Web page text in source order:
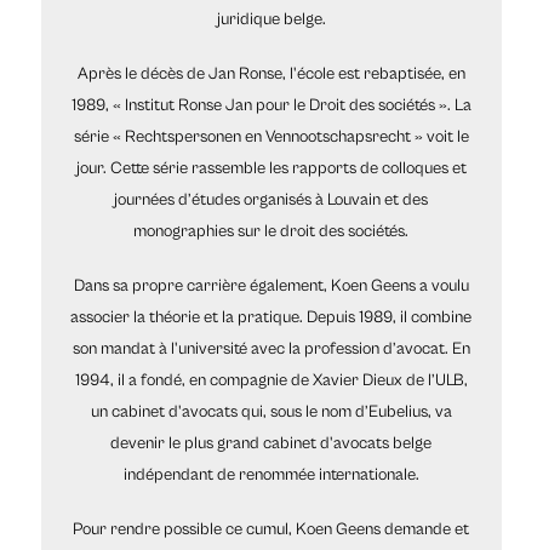
juridique belge.
Après le décès de Jan Ronse, l'école est rebaptisée, en
1989, « Institut Ronse Jan pour le Droit des sociétés ». La
série « Rechtspersonen en Vennootschapsrecht » voit le
jour. Cette série rassemble les rapports de colloques et
journées d’études organisés à Louvain et des
monographies sur le droit des sociétés.
Dans sa propre carrière également, Koen Geens a voulu
associer la théorie et la pratique. Depuis 1989, il combine
son mandat à l'université avec la profession d’avocat. En
1994, il a fondé, en compagnie de Xavier Dieux de l’ULB,
un cabinet d'avocats qui, sous le nom d’Eubelius, va
devenir le plus grand cabinet d'avocats belge
indépendant de renommée internationale.
Pour rendre possible ce cumul, Koen Geens demande et